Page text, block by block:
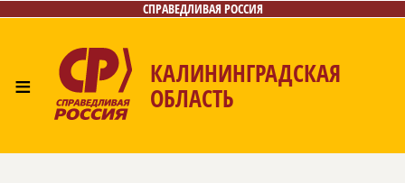
СПРАВЕДЛИВАЯ РОССИЯ
≡ КАЛИНИНГРАДСКАЯ
ОБЛАСТЬ